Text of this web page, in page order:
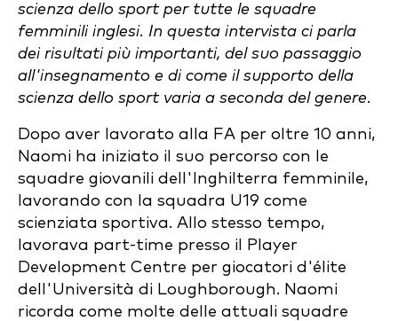
scienza dello sport per tutte le squadre
femminili inglesi. In questa intervista ci parla
dei risultati più importanti, del suo passaggio
all'insegnamento e di come il supporto della
scienza dello sport varia a seconda del genere.
Dopo aver lavorato alla FA per oltre 10 anni,
Naomi ha iniziato il suo percorso con le
squadre giovanili dell'Inghilterra femminile,
lavorando con la squadra U19 come
scienziata sportiva. Allo stesso tempo,
lavorava part-time presso il Player
Development Centre per giocatori d'élite
dell'Università di Loughborough. Naomi
ricorda come molte delle attuali squadre